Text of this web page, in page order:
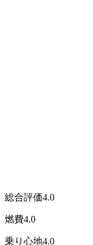
総合評価4.0
燃費4.0
乗り心地4.0